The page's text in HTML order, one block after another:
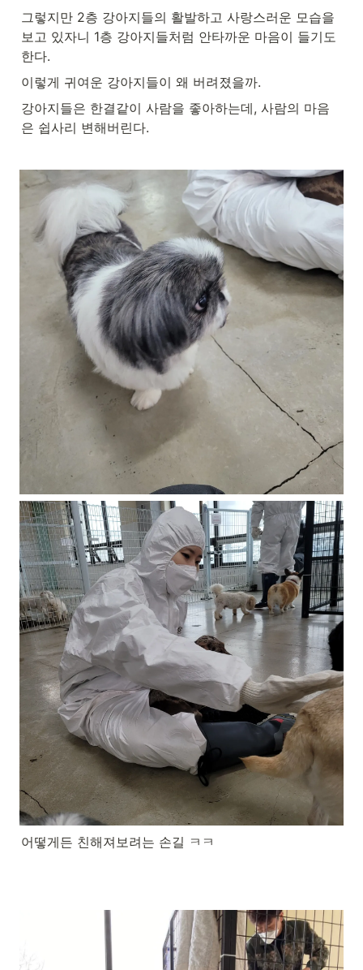
그렇지만 2층 강아지들의 활발하고 사랑스러운 모습을
보고 있자니 1층 강아지들처럼 안타까운 마음이 들기도
한다.
이렇게 귀여운 강아지들이 왜 버려졌을까.
강아지들은 한결같이 사람을 좋아하는데, 사람의 마음
은 쉽사리 변해버린다.
어떻게든 친해져보려는 손길 ㅋㅋ